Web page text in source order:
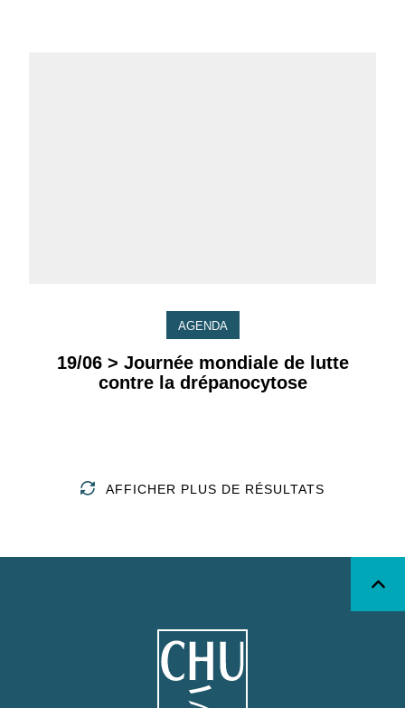
AGENDA
19/06 > Journée mondiale de lutte
contre la drépanocytose
AFFICHER PLUS DE RÉSULTATS